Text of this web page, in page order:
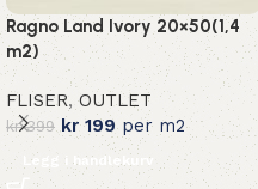
Ragno Land Ivory 20×50(1,4
m2)
FLISER,OUTLET
kr399 kr199per m2
Legg i handlekurv